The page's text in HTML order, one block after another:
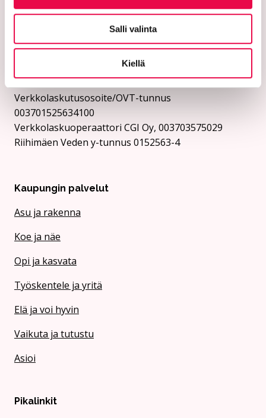
Salli valinta
Kiellä
Verkkolaskutusosoite/OVT-tunnus
Verkkolaskuoperaattori CGI Oy, 003703575029
Kaupungin y-tunnus 0152563-4
Rii­hi­mäen Vesi:
Verkkolaskutusosoite/OVT-tunnus
003701525634100
Verkkolaskuoperaattori CGI Oy, 003703575029
Riihimäen Veden y-tunnus 0152563-4
Kaupungin palvelut
Asu ja rakenna
Koe ja näe
Opi ja kasvata
Työskentele ja yritä
Elä ja voi hyvin
Vaikuta ja tutustu
Asioi
Pikalinkit